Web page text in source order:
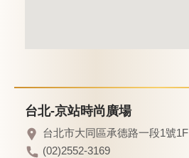
台北-京站時尚廣場
台北市大同區承德路一段1號1F
(02)2552-3169